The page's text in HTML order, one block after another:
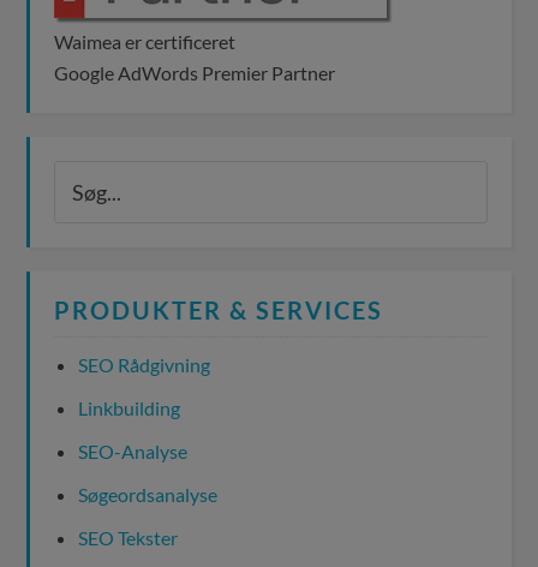
Waimea er certificeret
Google AdWords Premier Partner
PRODUKTER & SERVICES
SEO Rådgivning
Linkbuilding
SEO-Analyse
Søgeordsanalyse
SEO Tekster